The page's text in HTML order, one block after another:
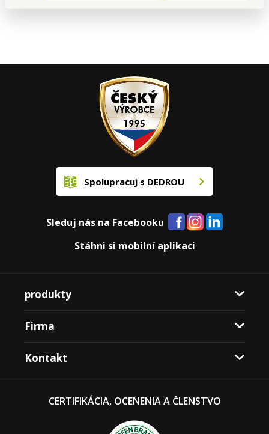
Spolupracuj s DEDROU
Sleduj nás na Facebooku
Stáhni si mobilní aplikaci
produkty
Firma
Kontakt
CERTIFIKÁCIA, OCENENIA A ČLENSTVO